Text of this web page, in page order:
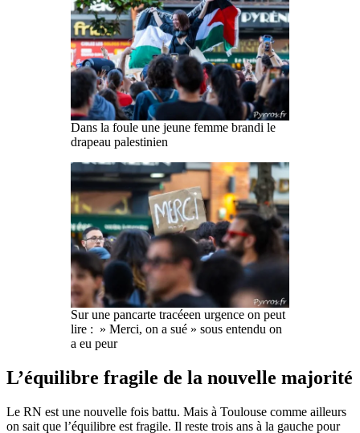
Dans la foule une jeune femme brandi le
drapeau palestinien
Sur une pancarte tracéeen urgence on peut
lire : » Merci, on a sué » sous entendu on
a eu peur
L’équilibre fragile de la nouvelle majorité
Le RN est une nouvelle fois battu. Mais à Toulouse comme ailleurs
on sait que l’équilibre est fragile. Il reste trois ans à la gauche pour